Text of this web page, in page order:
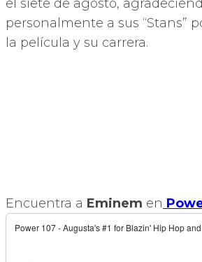
el siete de agosto,
personalmente a sus “Stans”
la película y su carrera.
Encuentra a Eminem en